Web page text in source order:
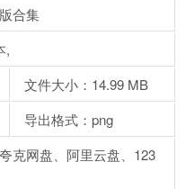
合集
,
文件大小：14.99 MB
导出格式：png
克网盘、阿里云盘、123